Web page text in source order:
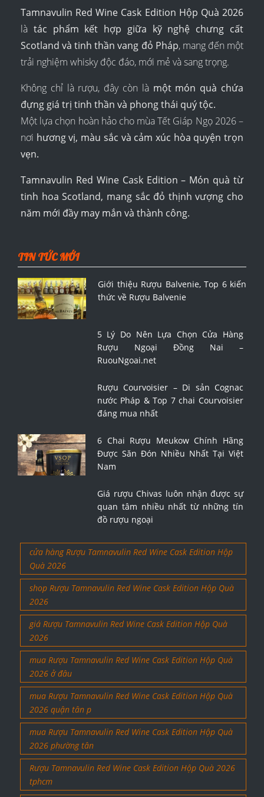
Tamnavulin Red Wine Cask Edition Hộp Quà 2026
là tác phẩm kết hợp giữa kỹ nghệ chưng cất
Scotland và tinh thần vang đỏ Pháp, mang đến một
trải nghiệm whisky độc đáo, mới mẻ và sang trọng.
Không chỉ là rượu, đây còn là một món quà chứa
đựng giá trị tinh thần và phong thái quý tộc.
Một lựa chọn hoàn hảo cho mùa Tết Giáp Ngọ 2026 –
nơi hương vị, màu sắc và cảm xúc hòa quyện trọn
vẹn.
Tamnavulin Red Wine Cask Edition – Món quà từ
tinh hoa Scotland, mang sắc đỏ thịnh vượng cho
năm mới đầy may mắn và thành công.
TIN TỨC MỚI
Giới thiệu Rượu Balvenie, Top 6 kiến
thức về Rượu Balvenie
5 Lý Do Nên Lựa Chọn Cửa Hàng
Rượu Ngoại Đồng Nai –
RuouNgoai.net
Rượu Courvoisier – Di sản Cognac
nước Pháp & Top 7 chai Courvoisier
đáng mua nhất
6 Chai Rượu Meukow Chính Hãng
Được Săn Đón Nhiều Nhất Tại Việt
Nam
Giá rượu Chivas luôn nhận được sự
quan tâm nhiều nhất từ những tín
đồ rượu ngoại
cửa hàng Rượu Tamnavulin Red Wine Cask Edition Hộp
Quà 2026
shop Rượu Tamnavulin Red Wine Cask Edition Hộp Quà
2026
giá Rượu Tamnavulin Red Wine Cask Edition Hộp Quà
2026
mua Rượu Tamnavulin Red Wine Cask Edition Hộp Quà
2026 ở đâu
mua Rượu Tamnavulin Red Wine Cask Edition Hộp Quà
2026 quận tân p
mua Rượu Tamnavulin Red Wine Cask Edition Hộp Quà
2026 phường tân
Rượu Tamnavulin Red Wine Cask Edition Hộp Quà 2026
tphcm